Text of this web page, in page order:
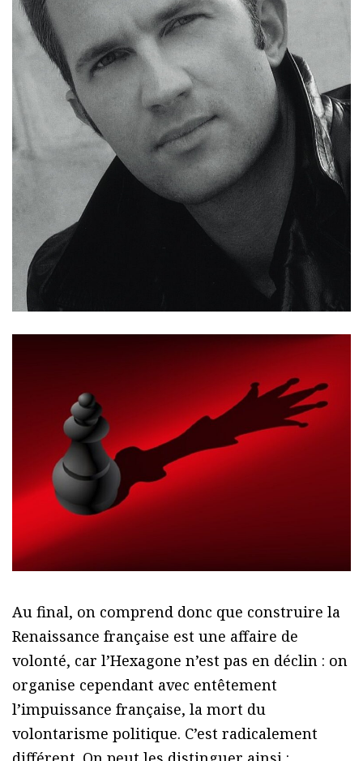
Au final, on comprend donc que construire la
Renaissance française est une affaire de
volonté, car l’Hexagone n’est pas en déclin : on
organise cependant avec entêtement
l’impuissance française, la mort du
volontarisme politique. C’est radicalement